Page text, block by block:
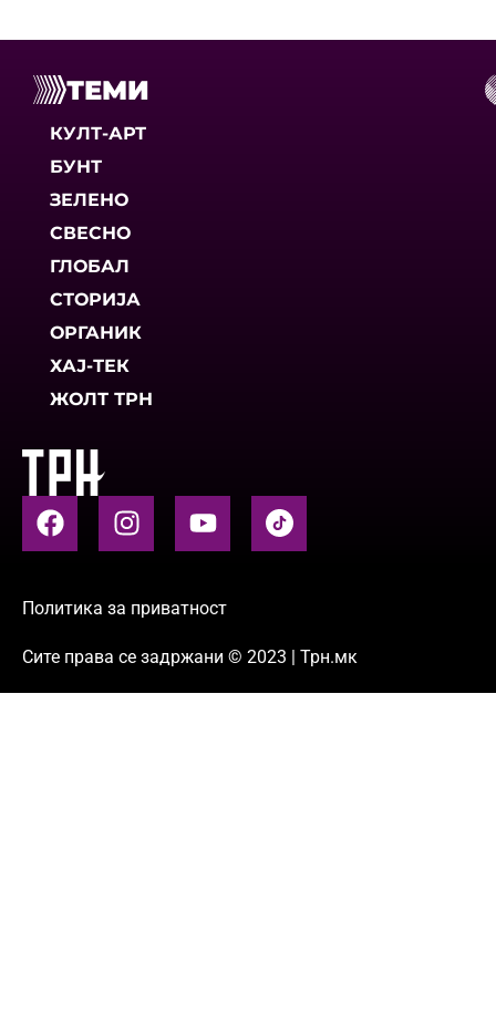
ТЕМИ
КУЛТ-АРТ
БУНТ
ЗЕЛЕНО
СВЕСНО
ГЛОБАЛ
СТОРИЈА
ОРГАНИК
ХАЈ-ТЕК
ЖОЛТ ТРН
Политика за приватност
Сите права се задржани © 2023 | Трн.мк